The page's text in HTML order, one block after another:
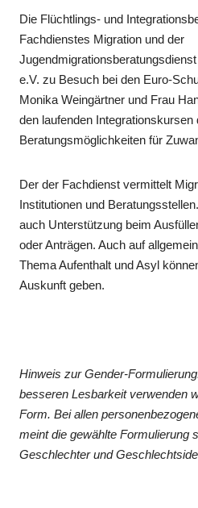
Die Flüchtlings- und
Fachdienstes Migration und der
e.V. zu Besuch bei den Euro-
Monika Weingärtner und Frau
den laufenden Integrationskursen
Beratungsmöglichkeiten für
Der der Fachdienst vermittelt
Institutionen und
auch Unterstützung beim
oder Anträgen. Auch auf
Thema Aufenthalt und Asyl
Auskunft geben.
Hinweis zur Gender-
besseren Lesbarkeit verwenden
Form. Bei allen
meint die gewählte Formulierung
Geschlechter und